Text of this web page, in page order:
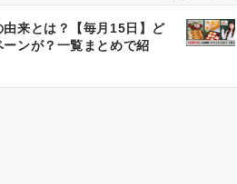
由来とは？【毎月15日】ど
ーンが？一覧まとめで紹